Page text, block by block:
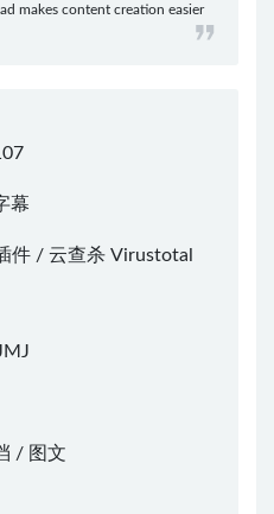
makes content creation easier
幕
件 / 云查杀 Virustotal
/ 图文